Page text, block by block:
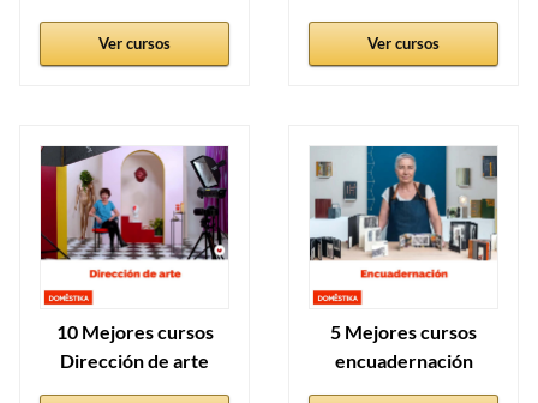
Ver cursos Ver cursos
10 Mejores cursos
Dirección de arte
5 Mejores cursos
encuadernación